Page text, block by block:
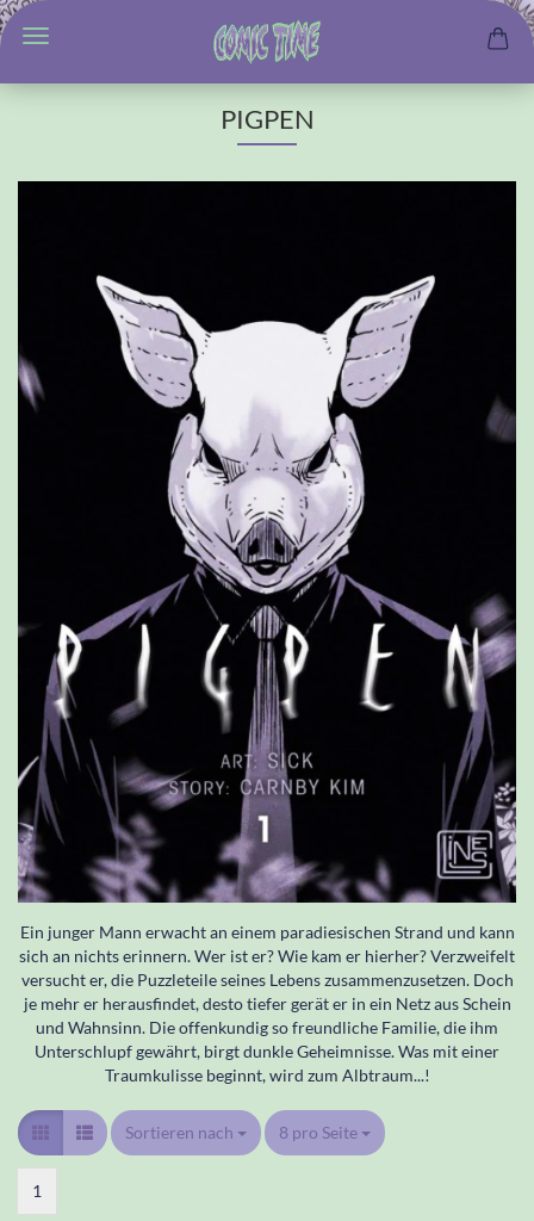
PIGPEN
Ein junger Mann erwacht an einem paradiesischen Strand und kann
sich an nichts erinnern. Wer ist er? Wie kam er hierher? Verzweifelt
versucht er, die Puzzleteile seines Lebens zusammenzusetzen. Doch
je mehr er herausfindet, desto tiefer gerät er in ein Netz aus Schein
und Wahnsinn. Die offenkundig so freundliche Familie, die ihm
Unterschlupf gewährt, birgt dunkle Geheimnisse. Was mit einer
Traumkulisse beginnt, wird zum Albtraum...!
Sortieren nach
Sortieren nach 8 pro Seite
pro Seite
1